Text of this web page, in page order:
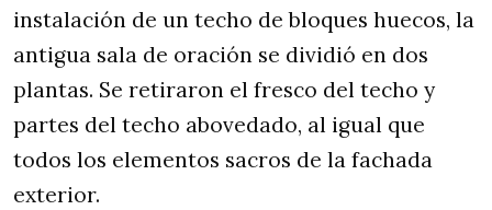
instalación de un techo de bloques huecos, la
antigua sala de oración se dividió en dos
plantas. Se retiraron el fresco del techo y
partes del techo abovedado, al igual que
todos los elementos sacros de la fachada
exterior.